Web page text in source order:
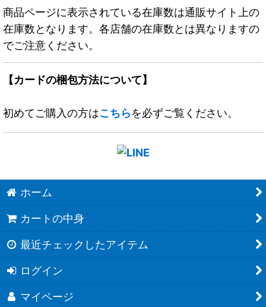
商品ページに表示されている在庫数は通販サイト上の
在庫数となります。各店舗の在庫数とは異なりますの
でご注意ください。
【カードの梱包方法について】
初めてご購入の方はこちらを必ずご覧ください。
ホーム
カートの中身
最近チェックしたアイテム
ログイン
マイページ